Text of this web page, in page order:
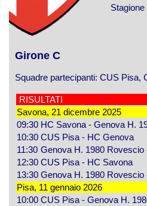
Girone C
Squadre partecipanti: CUS Pisa,
RISULTATI
Savona, 21 dicembre 2025
09:30 HC Savona - Genova H.
10:30 CUS Pisa - HC Genova
11:30 Genova H. 1980
12:30 CUS Pisa - HC Savona
13:30 Genova H. 1980 Rovescio
Pisa, 11 gennaio 2026
10:00 CUS Pisa - Genova H.